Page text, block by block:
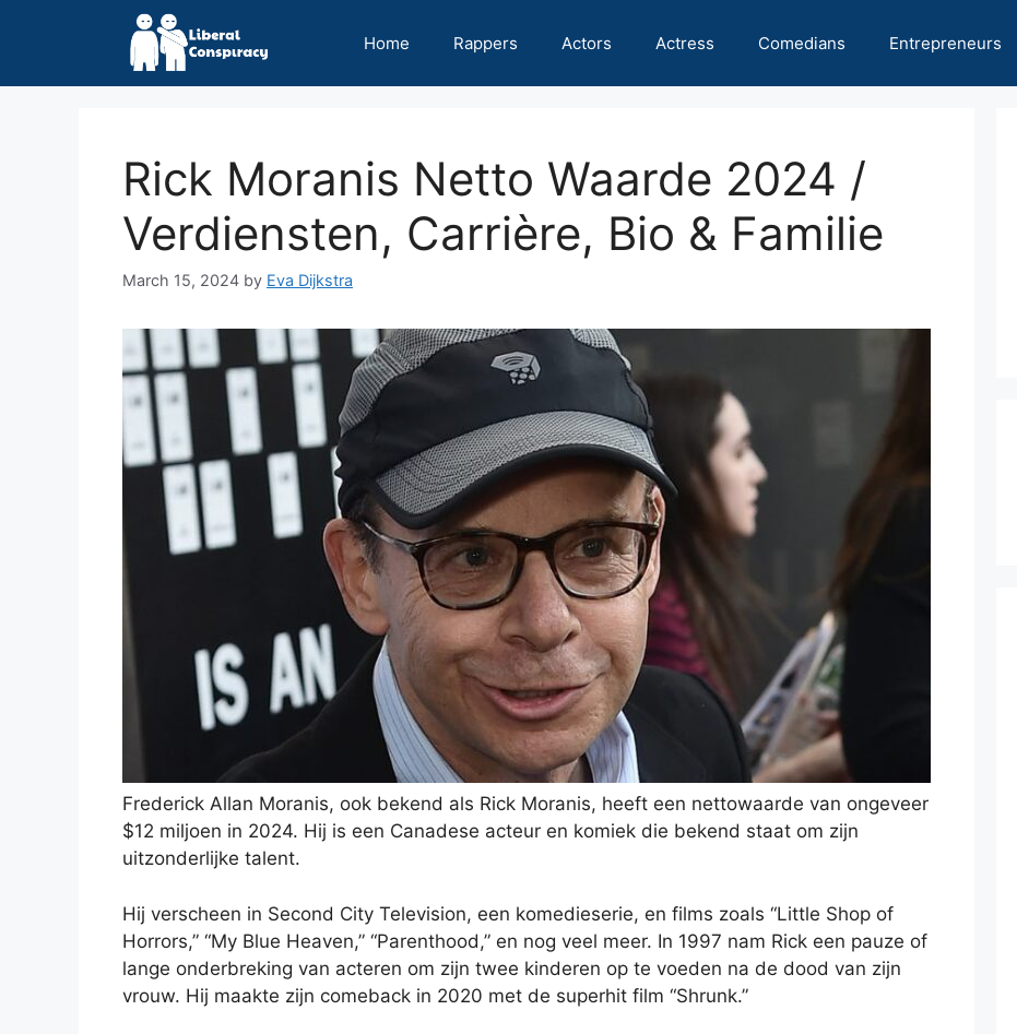
Home Rappers Actors Actress Comedians Entrepreneurs
Rick Moranis Netto Waarde 2024 /
Verdiensten, Carrière, Bio & Familie
March 15, 2024 by Eva Dijkstra
Frederick Allan Moranis, ook bekend als Rick Moranis, heeft een nettowaarde van ongeveer
$12 miljoen in 2024. Hij is een Canadese acteur en komiek die bekend staat om zijn
uitzonderlijke talent.
Hij verscheen in Second City Television, een komedieserie, en films zoals “Little Shop of
Horrors,” “My Blue Heaven,” “Parenthood,” en nog veel meer. In 1997 nam Rick een pauze of
lange onderbreking van acteren om zijn twee kinderen op te voeden na de dood van zijn
vrouw. Hij maakte zijn comeback in 2020 met de superhit film “Shrunk.”